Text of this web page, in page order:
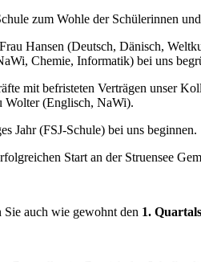
zum Wohle der Schülerinnen
Hansen (Deutsch, Dänisch,
Chemie, Informatik) bei uns
mit befristeten Verträgen unser
Wolter (Englisch, NaWi).
Jahr (FSJ-Schule) bei uns beginnen.
Start an der Struensee
auch wie gewohnt den 1.